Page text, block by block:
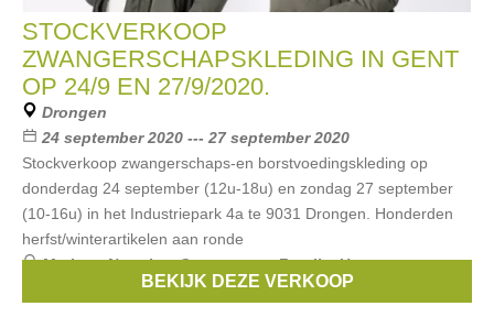
STOCKVERKOOP
ZWANGERSCHAPSKLEDING IN GENT
OP 24/9 EN 27/9/2020.
Drongen
24 september 2020 --- 27 september 2020
Stockverkoop zwangerschaps-en borstvoedingskleding op
donderdag 24 september (12u-18u) en zondag 27 september
(10-16u) in het Industriepark 4a te 9031 Drongen. Honderden
herfst/winterartikelen aan ronde
Merken:Noppies,Queen mum,Fragile,Un ventre pour
Esprit Maternity, ...
BEKIJK DEZE VERKOOP